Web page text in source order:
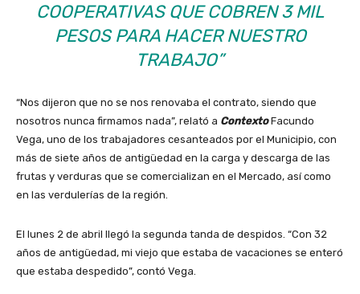
COOPERATIVAS QUE COBREN 3 MIL
PESOS PARA HACER NUESTRO
TRABAJO”
“Nos dijeron que no se nos renovaba el contrato, siendo que
nosotros nunca firmamos nada”, relató a ContextoFacundo
Vega, uno de los trabajadores cesanteados por el Municipio, con
más de siete años de antigüedad en la carga y descarga de las
frutas y verduras que se comercializan en el Mercado, así como
en las verdulerías de la región.
El lunes 2 de abril llegó la segunda tanda de despidos. “Con 32
años de antigüedad, mi viejo que estaba de vacaciones se enteró
que estaba despedido”, contó Vega.